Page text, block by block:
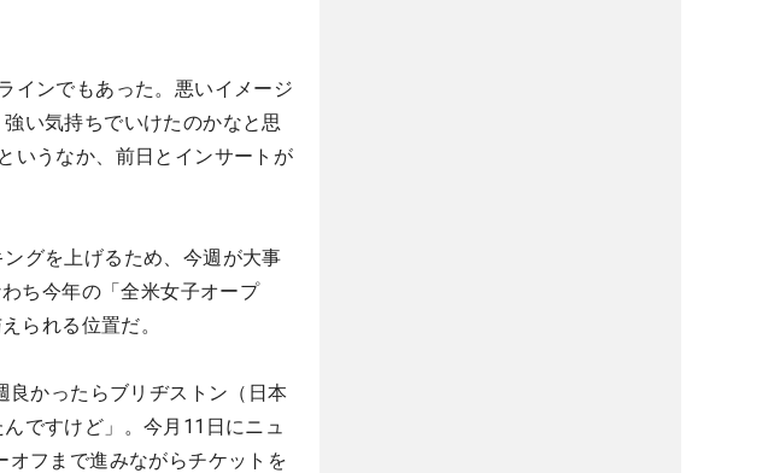
インでもあった。悪いイメージ
い気持ちでいけたのかなと思
いうなか、前日とインサートが
グを上げるため、今週が大事
ち今年の「全米女子オープ
られる位置だ。
かったらブリヂストン（日本
ですけど」。今月11日にニュ
オフまで進みながらチケットを